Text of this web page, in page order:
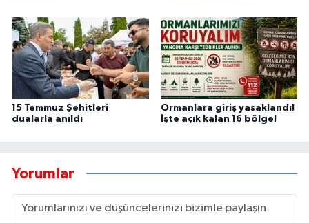
15 Temmuz Şehitleri
dualarla anıldı
Ormanlara giriş yasaklandı!
İşte açık kalan 16 bölge!
Yorumlar